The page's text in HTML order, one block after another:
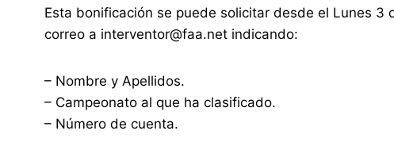
Esta bonificación se puede solicitar desde el Lunes
correo a interventor@faa.net indicando:
– Nombre y Apellidos.
– Campeonato al que ha clasificado.
– Número de cuenta.